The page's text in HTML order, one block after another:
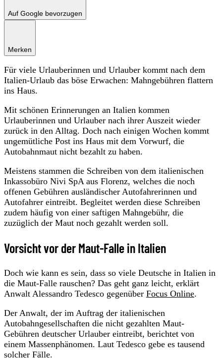
Auf Google bevorzugen
Merken
Für viele Urlauberinnen und Urlauber kommt nach dem
Italien-Urlaub das böse Erwachen: Mahngebühren flattern
ins Haus.
Mit schönen Erinnerungen an Italien kommen
Urlauberinnen und Urlauber nach ihrer Auszeit wieder
zurück in den Alltag. Doch nach einigen Wochen kommt
ungemütliche Post ins Haus mit dem Vorwurf, die
Autobahnmaut nicht bezahlt zu haben.
Meistens stammen die Schreiben von dem italienischen
Inkassobüro Nivi SpA aus Florenz, welches die noch
offenen Gebühren ausländischer Autofahrerinnen und
Autofahrer eintreibt. Begleitet werden diese Schreiben
zudem häufig von einer saftigen Mahngebühr, die
zuzüglich der Maut noch gezahlt werden soll.
Vorsicht vor der Maut-Falle in Italien
Doch wie kann es sein, dass so viele Deutsche in Italien in
die Maut-Falle rauschen? Das geht ganz leicht, erklärt
Anwalt Alessandro Tedesco gegenüber Focus Online.
Der Anwalt, der im Auftrag der italienischen
Autobahngesellschaften die nicht gezahlten Maut-
Gebühren deutscher Urlauber eintreibt, berichtet von
einem Massenphänomen. Laut Tedesco gebe es tausend
solcher Fälle.